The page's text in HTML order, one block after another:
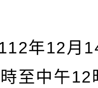
年12月
時至中午12